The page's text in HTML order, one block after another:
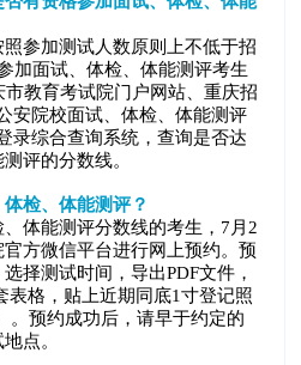
参加测试人数原则上不低于招
加面试、体检、体能测评考生
教育考试院门户网站、重庆招
安院校面试、体检、体能测评
录综合查询系统，查询是否达
评的分数线。
检、体能测评？
体能测评分数线的考生，7月2
方微信平台进行网上预约。预
择测试时间，导出PDF文件，
表格，贴上近期同底1寸登记照
。预约成功后，请早于约定的
点。